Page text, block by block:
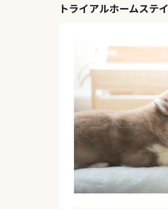
トライアルホームステイ